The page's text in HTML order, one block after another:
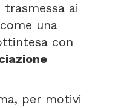
trasmessa ai
una
con
per motivi